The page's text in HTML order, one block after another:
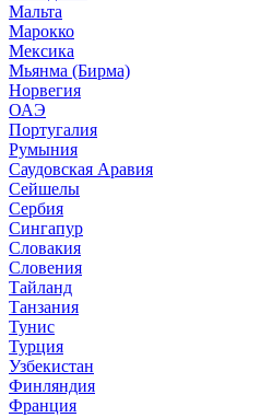
Мальта
Марокко
Мексика
Мьянма (Бирма)
Норвегия
ОАЭ
Португалия
Румыния
Саудовская Аравия
Сейшелы
Сербия
Сингапур
Словакия
Словения
Тайланд
Танзания
Тунис
Турция
Узбекистан
Финляндия
Франция